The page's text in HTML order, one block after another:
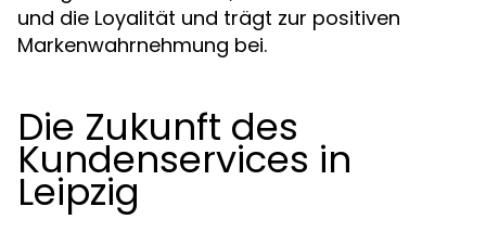
und die Loyalität und trägt zur positiven
Markenwahrnehmung bei.
Die Zukunft des
Kundenservices in
Leipzig